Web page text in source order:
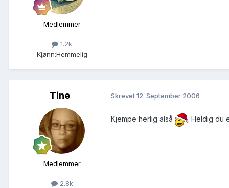
Medlemmer
1.2k
Kjønn:Hemmelig
Tine
Medlemmer
2.8k
Skrevet12. September 2006
Kjempe herlig alså Heldig du